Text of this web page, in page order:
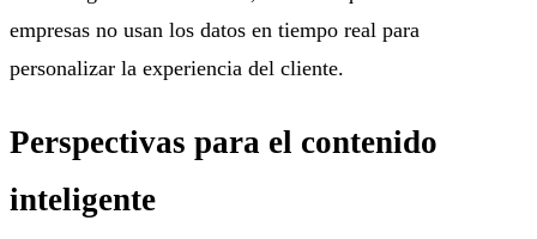
empresas no usan los datos en tiempo real para
personalizar la experiencia del cliente.
Perspectivas para el contenido
inteligente